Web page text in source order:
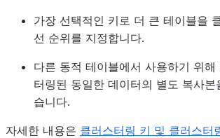
가장 선택적인 키로 더 큰 테이블을
선 순위를 지정합니다.
다른 동적 테이블에서 사용하기 위
터링된 동일한 데이터의 별도 복사
습니다.
자세한 내용은 클러스터링 키 및 클러스터